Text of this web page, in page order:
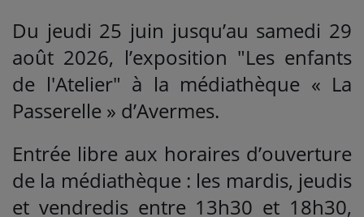
Titres diffusés
Se connecter
Du jeudi 25 juin jusqu’au samedi 29
août 2026, l’exposition "Les enfants
de l'Atelier" à la médiathèque « La
Passerelle » d’Avermes.
Entrée libre aux horaires d’ouverture
de la médiathèque : les mardis, jeudis
et vendredis entre 13h30 et 18h30,